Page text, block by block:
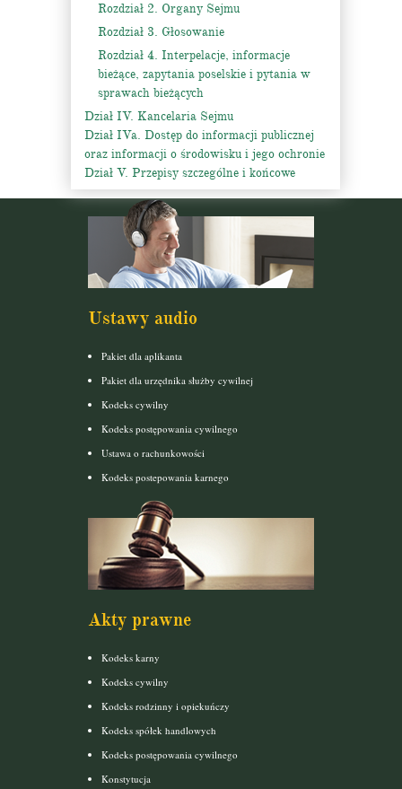
Rozdział 2. Organy Sejmu
Rozdział 3. Głosowanie
Rozdział 4. Interpelacje, informacje
bieżące, zapytania poselskie i pytania w
sprawach bieżących
Dział IV. Kancelaria Sejmu
Dział IVa. Dostęp do informacji publicznej
oraz informacji o środowisku i jego ochronie
Dział V. Przepisy szczególne i końcowe
Ustawy audio
Pakiet dla aplikanta
Pakiet dla urzędnika służby cywilnej
Kodeks cywilny
Kodeks postępowania cywilnego
Ustawa o rachunkowości
Kodeks postepowania karnego
Akty prawne
Kodeks karny
Kodeks cywilny
Kodeks rodzinny i opiekuńczy
Kodeks spółek handlowych
Kodeks postępowania cywilnego
Konstytucja